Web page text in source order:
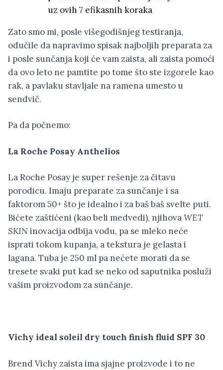
uz ovih 7 efikasnih koraka
Zato smo mi, posle višegodišnjeg testiranja,
odučile da napravimo spisak najboljih preparata za
i posle sunčanja koji će vam zaista, ali zaista pomoći
da ovo leto ne pamtite po tome što ste izgorele kao
rak, a pavlaku stavljale na ramena umesto u
sendvič.
Pa da počnemo:
La Roche Posay Anthelios
La Roche Posay je super rešenje za čitavu
porodicu. Imaju preparate za sunčanje i sa
faktorom 50+ što je idealno i za baš baš svelte puti.
Bićete zaštićeni (kao beli medvedi), njihovaWET
SKINinovacija odbija vodu, pa se mleko neće
isprati tokom kupanja, a tekstura je gelasta i
lagana. Tuba je 250 ml pa nećete morati da se
tresete svaki put kad se neko od saputnika posluži
vašim proizvodom za sunčanje.
Vichy ideal soleil dry touch finish fluid SPF 30
Brend Vichy zaista ima sjajne proizvode i to ne